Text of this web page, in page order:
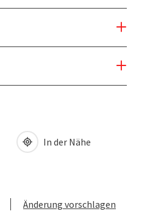
In der Nähe
Änderung vorschlagen